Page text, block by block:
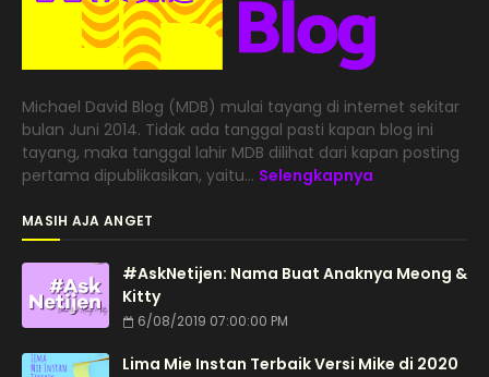
Michael David Blog (MDB) mulai tayang di internet sekitar
bulan Juni 2014. Tidak ada tanggal pasti kapan blog ini
tayang, maka tanggal lahir MDB dilihat dari kapan posting
pertama dipublikasikan, yaitu... Selengkapnya
MASIH AJA ANGET
#AskNetijen: Nama Buat Anaknya Meong &
Kitty
6/08/2019 07:00:00 PM
Lima Mie Instan Terbaik Versi Mike di 2020